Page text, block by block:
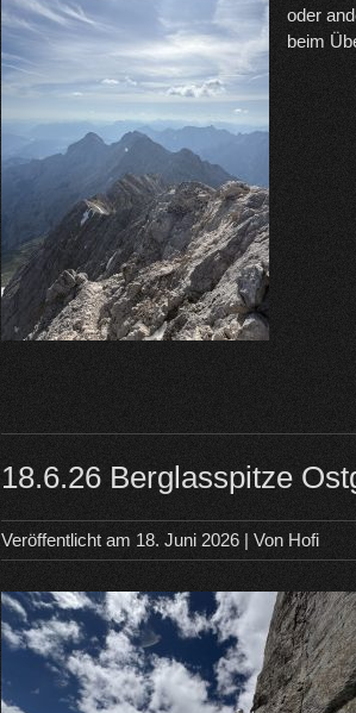
oder
beim
18.6.26 Berglasspitze
Veröffentlicht am 18. Juni 2026 | Von Hofi